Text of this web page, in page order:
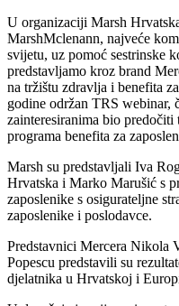
U organizaciji Marsh
MarshMclenann, najveće
svijetu, uz pomoć sestrinske
predstavljamo kroz brand
na tržištu zdravlja i benefita
godine održan TRS webinar,
zainteresiranima bio predočiti
programa benefita za
Marsh su predstavljali Iva
Hrvatska i Marko Marušić s
zaposlenike s osigurateljne
zaposlenike i poslodavce.
Predstavnici Mercera Nikola
Popescu predstavili su
djelatnika u Hrvatskoj i